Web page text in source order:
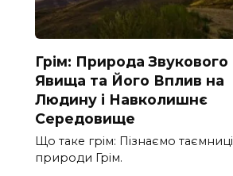
Грім: Природа Звукового
Явища та Його Вплив на
Людину і Навколишнє
Середовище
Що таке грім: Пізнаємо таємниці
природи Грім.